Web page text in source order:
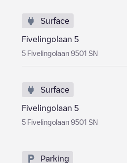
Surface
Fivelingolaan 5
5 Fivelingolaan 9501 SN
Surface
Fivelingolaan 5
5 Fivelingolaan 9501 SN
Parking